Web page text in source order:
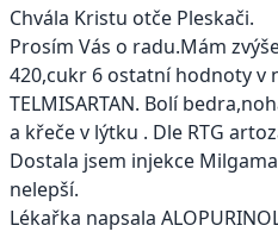
Chvála Kristu otče Pleskači.
Prosím Vás o radu.Mám
420,cukr 6 ostatní hodnoty v
TELMISARTAN. Bolí
a křeče v lýtku . Dle RTG
Dostala jsem injekce
nelepší.
Lékařka napsala